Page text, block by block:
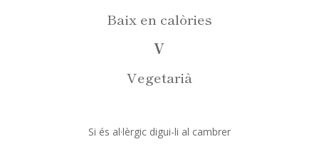
Baix en calòries
V
Vegetarià
Si és al·lèrgic digui-li al cambrer